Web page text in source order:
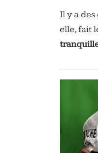
Il y a
elle, fait